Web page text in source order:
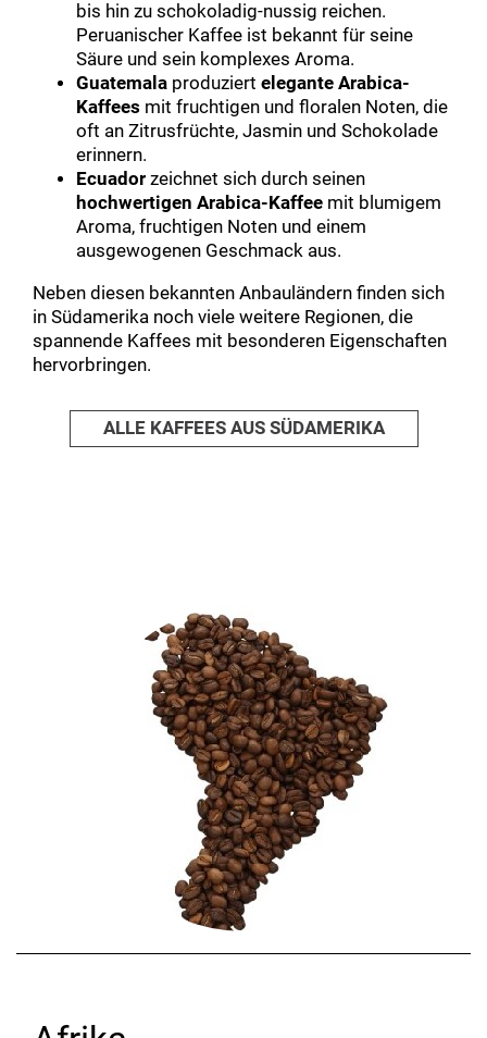
bis hin zu schokoladig-nussig reichen.
Peruanischer Kaffee ist bekannt für seine
Säure und sein komplexes Aroma.
Guatemala produziert elegante Arabica-
Kaffees mit fruchtigen und floralen Noten, die
oft an Zitrusfrüchte, Jasmin und Schokolade
erinnern.
Ecuador zeichnet sich durch seinen
hochwertigen Arabica-Kaffee mit blumigem
Aroma, fruchtigen Noten und einem
ausgewogenen Geschmack aus.
Neben diesen bekannten Anbauländern finden sich
in Südamerika noch viele weitere Regionen, die
spannende Kaffees mit besonderen Eigenschaften
hervorbringen.
ALLE KAFFEES AUS SÜDAMERIKA